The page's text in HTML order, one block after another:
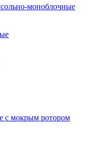
моноблочные
с мокрым ротором